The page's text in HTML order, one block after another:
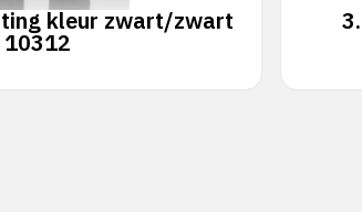
kleur zwart/zwart
10312
3.